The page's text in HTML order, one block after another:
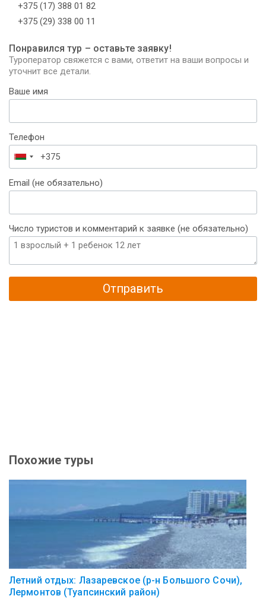
+375 (17) 388 01 82
+375 (29) 338 00 11
Понравился тур – оставьте заявку!
Туроператор свяжется с вами, ответит на ваши вопросы и
уточнит все детали.
Ваше имя
Телефон
Беларусь
+375
Email (не обязательно)
Число туристов и комментарий к заявке (не обязательно)
Отправить
Похожие туры
Летний отдых: Лазаревское (р-н Большого Сочи),
Лермонтов (Туапсинский район)